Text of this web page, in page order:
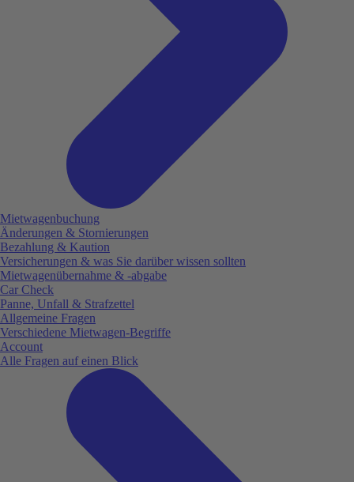
Mietwagenbuchung
Änderungen & Stornierungen
Bezahlung & Kaution
Versicherungen & was Sie darüber wissen sollten
Mietwagenübernahme & -abgabe
Car Check
Panne, Unfall & Strafzettel
Allgemeine Fragen
Verschiedene Mietwagen-Begriffe
Account
Alle Fragen auf einen Blick